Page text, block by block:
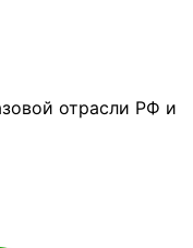
отрасли РФ и